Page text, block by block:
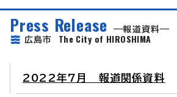
Press Release
報道資料
広島市 The City of HIROSHIMA
2022年7月 報道関係資料